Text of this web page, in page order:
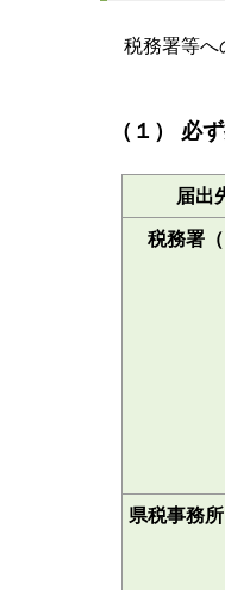
ク
税務署等へ
（１） 必
届出
税務署（
県税事務所